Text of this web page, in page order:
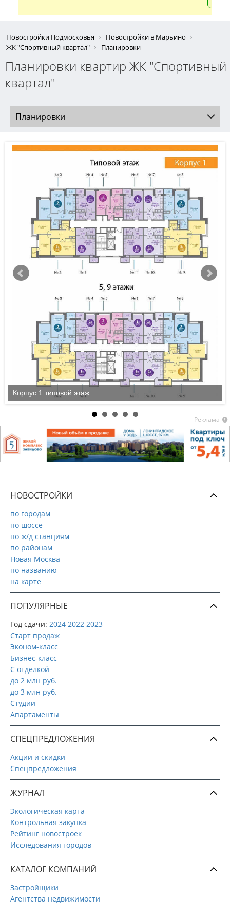
Новостройки Подмосковья
Новостройки в Марьино
ЖК "Спортивный квартал"
Планировки
Планировки квартир ЖК "Спортивный
квартал"
Планировки
Корпус 1 типовой этаж
Реклама
НОВОСТРОЙКИ
по городам
по шоссе
по ж/д станциям
по районам
Новая Москва
по названию
на карте
ПОПУЛЯРНЫЕ
Год сдачи: 2024 2022 2023
Старт продаж
Эконом-класс
Бизнес-класс
С отделкой
до 2 млн руб.
до 3 млн руб.
Студии
Апартаменты
СПЕЦПРЕДЛОЖЕНИЯ
Акции и скидки
Спецпредложения
ЖУРНАЛ
Экологическая карта
Контрольная закупка
Рейтинг новостроек
Исследования городов
КАТАЛОГ КОМПАНИЙ
Застройщики
Агентства недвижимости